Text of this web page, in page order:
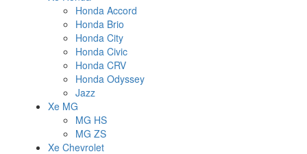
Honda Accord
Honda Brio
Honda City
Honda Civic
Honda CRV
Honda Odyssey
Jazz
Xe MG
MG HS
MG ZS
Xe Chevrolet